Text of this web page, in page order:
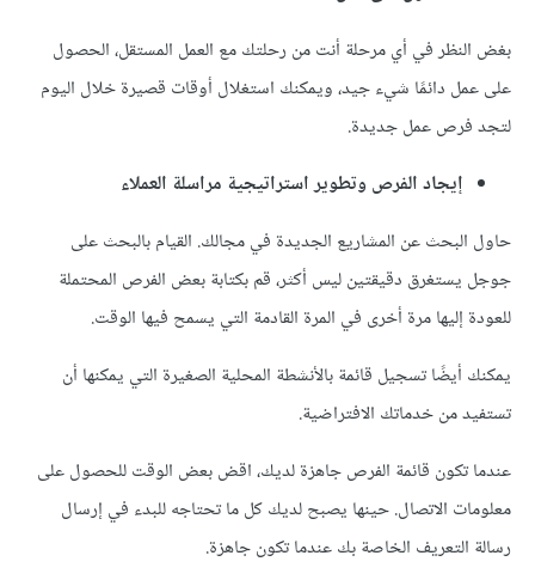
بغض النظر في أي مرحلة أنت من رحلتك مع العمل المستقل، الحصول
على عمل دائمًا شيء جيد، ويمكنك استغلال أوقات قصيرة خلال اليوم
لتجد فرص عمل جديدة.
إيجاد الفرص وتطوير استراتيجية مراسلة العملاء
حاول البحث عن المشاريع الجديدة في مجالك. القيام بالبحث على
جوجل يستغرق دقيقتين ليس أكثر، قم بكتابة بعض الفرص المحتملة
للعودة إليها مرة أخرى في المرة القادمة التي يسمح فيها الوقت.
يمكنك أيضًا تسجيل قائمة بالأنشطة المحلية الصغيرة التي يمكنها أن
تستفيد من خدماتك الافتراضية.
عندما تكون قائمة الفرص جاهزة لديك، اقض بعض الوقت للحصول على
معلومات الاتصال. حينها يصبح لديك كل ما تحتاجه للبدء في إرسال
رسالة التعريف الخاصة بك عندما تكون جاهزة.